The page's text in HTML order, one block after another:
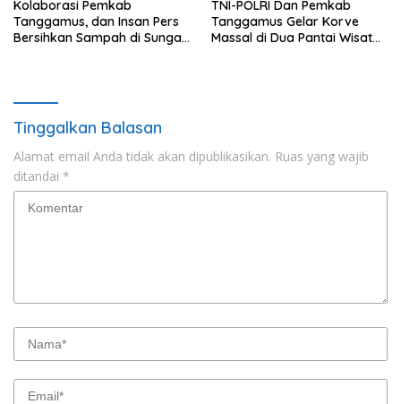
Kolaborasi Pemkab
Tanggamus, dan Insan Pers
Bersihkan Sampah di Sungai
TNI-POLRI Dan Pemkab
Tanggamus Gelar Korve
Massal di Dua Pantai Wisata
Tinggalkan Balasan
Alamat email Anda tidak akan dipublikasikan. Ruas yang wajib
ditandai *